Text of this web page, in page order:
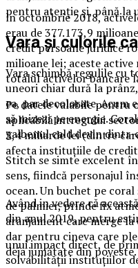
ln octombrie 2018,
erau de 377.173,9
credit persoane juridice
milioane lei; aceste
totalul activelor bancare
Pe datele valabile pentru
aplicabilă intregului
3,4 miliarde lei (dintre
afecta instituţiile de
Având in vedere că
din anul 2019, pentru
unui impact direct, de
solvabilităţii instituţiilor
pentru atenție și, până la
Vara și culorile
Vara schimbă regulile cu
uneori chiar dură la
ea, par decolorate. Acum
să mizezi pe energie.
galbenul cald devin
Stitch se simte excelent
sens, fiindcă personajul
ocean. Un buchet pe
de palmier, prinde fix
aranjament care merge
dar pentru cineva care
deja jumătate din poveste.